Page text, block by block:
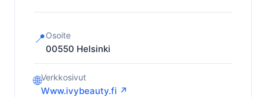
📍Osoite
00550 Helsinki
🌐Verkkosivut
Www.ivybeauty.fi ↗